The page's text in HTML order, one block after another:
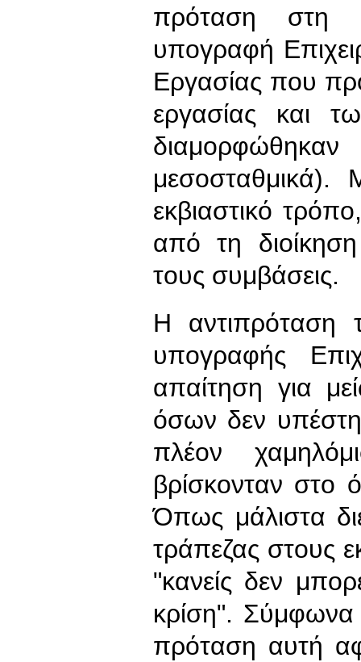
πρόταση στη
υπογραφή
Εργασίας που
εργασίας και
μεσοσταθμικά).
εκβιαστικό
από τη
τους συμβάσεις.
Η αντιπρόταση
υπογραφής
απαίτηση για
όσων δεν
πλέον
βρίσκονταν στο
Όπως μάλιστα
τράπεζας στους
"κανείς δεν
κρίση". Σύμφωνα
πρόταση αυτή